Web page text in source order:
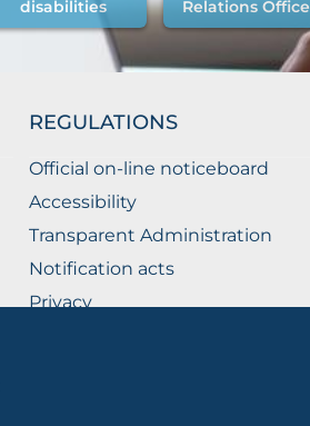
disabilities
Relations Office
REGULATIONS
Official on-line noticeboard
Accessibility
Transparent Administration
Notification acts
Privacy